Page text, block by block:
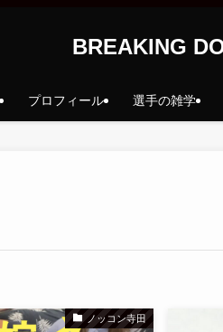
BREAKING
プロフィール 選手の雑学
ノッコン寺田